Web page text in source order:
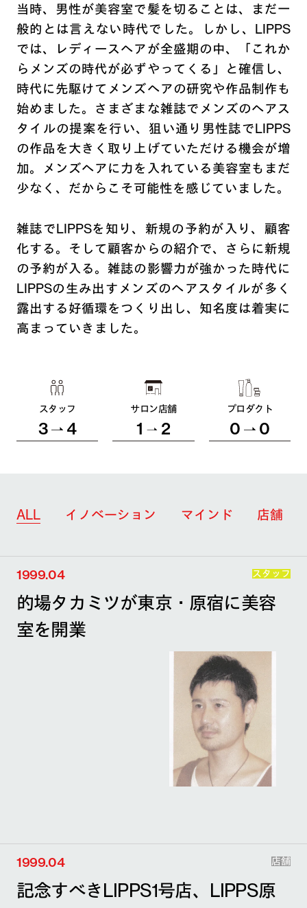
当時、男性が美容室で髪を切ることは、まだ一
般的とは言えない時代でした。しかし、LIPPS
では、レディースヘアが全盛期の中、「これか
らメンズの時代が必ずやってくる」と確信し、
時代に先駆けてメンズヘアの研究や作品制作も
始めました。さまざまな雑誌でメンズのヘアス
タイルの提案を行い、狙い通り男性誌でLIPPS
の作品を大きく取り上げていただける機会が増
加。メンズヘアに力を入れている美容室もまだ
少なく、だからこそ可能性を感じていました。
雑誌でLIPPSを知り、新規の予約が入り、顧客
化する。そして顧客からの紹介で、さらに新規
の予約が入る。雑誌の影響力が強かった時代に
LIPPSの生み出すメンズのヘアスタイルが多く
露出する好循環をつくり出し、知名度は着実に
高まっていきました。
スタッフ
3 4
サロン店舗
1 2
プロダクト
0 0
ALL イノベーション マインド 店舗
1999.04 スタッフ
的場タカミツが東京・原宿に美容
室を開業
1999.04 店舗
記念すべきLIPPS1号店、LIPPS原